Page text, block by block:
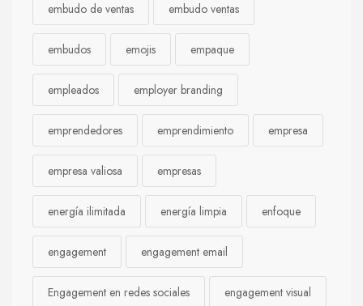
embudo de ventas embudo ventas
embudos emojis empaque
empleados employer branding
emprendedores emprendimiento empresa
empresa valiosa empresas
energía ilimitada energía limpia enfoque
engagement engagement email
Engagement en redes sociales engagement visual